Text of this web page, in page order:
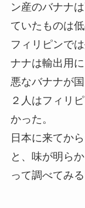
ン産のバナナ
ていたものは
フィリピンで
ナナは輸出用
悪なバナナが
２人はフィリ
かった。
日本に来てか
と、味が明ら
って調べてみ